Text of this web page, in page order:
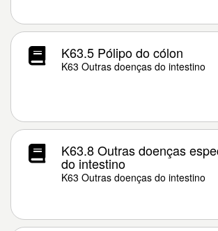
K63.5 Pólipo do cólon
K63 Outras doenças do intestino
K63.8 Outras doenças
do intestino
K63 Outras doenças do intestino